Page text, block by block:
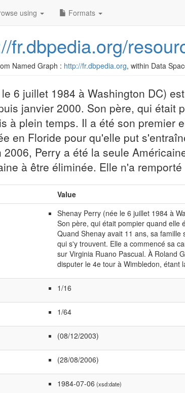
using Formats
fr.dbpedia.org/
Named Graph : http://fr.dbpedia.org, within Data
6 juillet 1984 à Washington DC)
janvier 2000. Son père, qui était
à plein temps. Il a été son premier
en Floride pour qu'elle put
Perry a été la seule
à être éliminée. Elle n'a
Value
Shenay Perry (née le 6 juillet 1984 à
Son père, qui était pompier quand elle
Quand Shenay avait 11 ans, sa
qui s'y trouvent. Elle a commencé sa
sur Virginia Ruano Pascual. À Roland
disputer le 4e tour à Wimbledon, étant
1/16
1/64
(08/12/2003)
(28/08/2006)
1984-07-06 (xsd:date)